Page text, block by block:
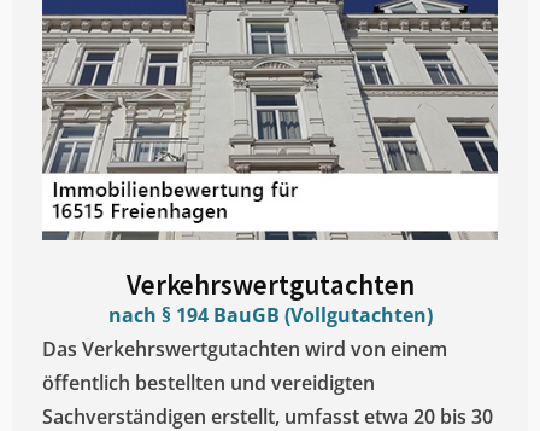
Verkehrswertgutachten
nach § 194 BauGB (Vollgutachten)
Das Verkehrswertgutachten wird von einem
öffentlich bestellten und vereidigten
Sachverständigen erstellt, umfasst etwa 20 bis 30